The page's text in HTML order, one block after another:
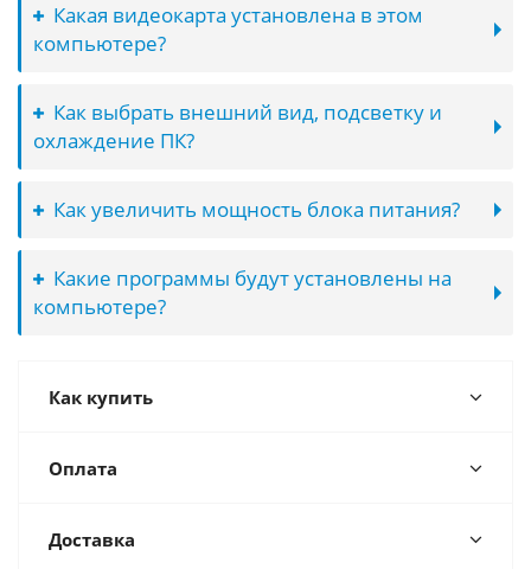
Какая видеокарта установлена в этом
компьютере?
Как выбрать внешний вид, подсветку и
охлаждение ПК?
Как увеличить мощность блока питания?
Какие программы будут установлены на
компьютере?
Как купить
Оплата
Доставка